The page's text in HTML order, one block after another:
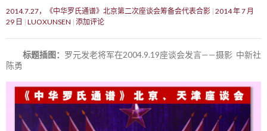
2014.7.27，《中华罗氏通谱》北京第二次座谈会筹备会代表合影 2014 年 7 月
29 日
LUOXUNSEN 添加评论
标题插图： 罗元发老将军在2004.9.19座谈会发言——摄影 中新社
陈勇